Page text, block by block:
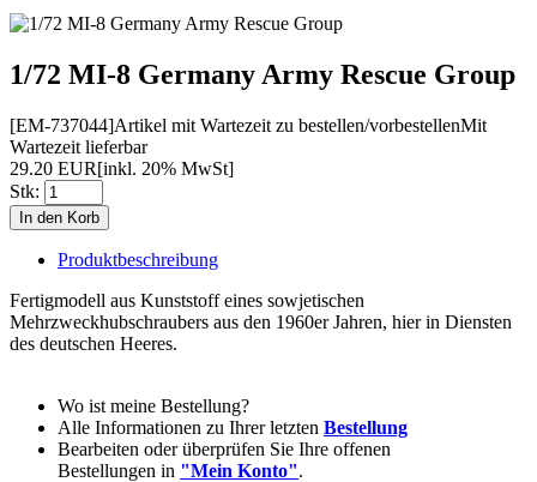
1/72 MI-8 Germany Army Rescue Group
[EM-737044]Artikel mit Wartezeit zu bestellen/vorbestellenMit
Wartezeit lieferbar
29.20 EUR[inkl. 20% MwSt]
Stk:
Produktbeschreibung
Fertigmodell aus Kunststoff eines sowjetischen
Mehrzweckhubschraubers aus den 1960er Jahren, hier in Diensten
des deutschen Heeres.
Wo ist meine Bestellung?
Alle Informationen zu Ihrer letzten Bestellung
Bearbeiten oder überprüfen Sie Ihre offenen
Bestellungen in "Mein Konto".